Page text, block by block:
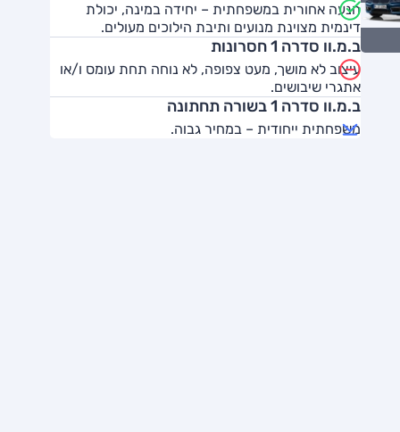
הנעה אחורית במשפחתית – יחידה במינה, יכולת
דינמית מצוינת מנועים ותיבת הילוכים מעולים.
ב.מ.וו סדרה 1 חסרונות
עיצוב לא מושך, מעט צפופה, לא נוחה תחת עומס ו/או
אתגרי שיבושים.
ב.מ.וו סדרה 1 בשורה תחתונה
משפחתית ייחודית – במחיר גבוה.